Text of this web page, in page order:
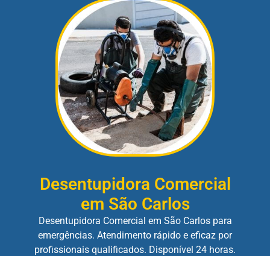
Desentupidora Comercial
em São Carlos
Desentupidora Comercial em São Carlos para
emergências. Atendimento rápido e eficaz por
profissionais qualificados. Disponível 24 horas.